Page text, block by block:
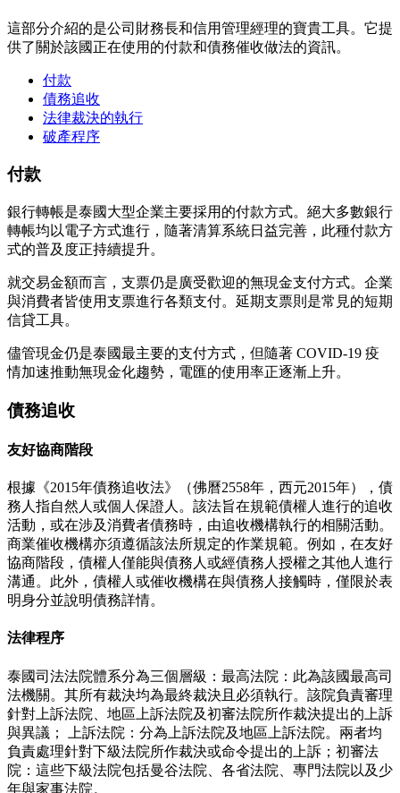
這部分介紹的是公司財務長和信用管理經理的寶貴工具。它提
供了關於該國正在使用的付款和債務催收做法的資訊。
付款
債務追收
法律裁決的執行
破產程序
付款
銀行轉帳是泰國大型企業主要採用的付款方式。絕大多數銀行
轉帳均以電子方式進行，隨著清算系統日益完善，此種付款方
式的普及度正持續提升。
就交易金額而言，支票仍是廣受歡迎的無現金支付方式。企業
與消費者皆使用支票進行各類支付。延期支票則是常見的短期
信貸工具。
儘管現金仍是泰國最主要的支付方式，但隨著 COVID-19 疫
情加速推動無現金化趨勢，電匯的使用率正逐漸上升。
債務追收
友好協商階段
根據《2015年債務追收法》（佛曆2558年，西元2015年），債
務人指自然人或個人保證人。該法旨在規範債權人進行的追收
活動，或在涉及消費者債務時，由追收機構執行的相關活動。
商業催收機構亦須遵循該法所規定的作業規範。例如，在友好
協商階段，債權人僅能與債務人或經債務人授權之其他人進行
溝通。此外，債權人或催收機構在與債務人接觸時，僅限於表
明身分並說明債務詳情。
法律程序
泰國司法法院體系分為三個層級：最高法院：此為該國最高司
法機關。其所有裁決均為最終裁決且必須執行。該院負責審理
針對上訴法院、地區上訴法院及初審法院所作裁決提出的上訴
與異議； 上訴法院：分為上訴法院及地區上訴法院。兩者均
負責處理針對下級法院所作裁決或命令提出的上訴；初審法
院：這些下級法院包括曼谷法院、各省法院、專門法院以及少
年與家事法院。